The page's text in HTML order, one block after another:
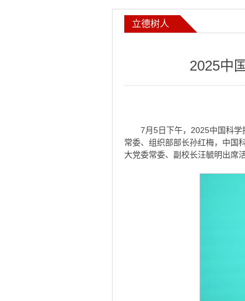
立德树人
2025中
7月5日下午，2025中国科
常委、组织部部长孙红梅，中国
大党委常委、副校长汪毓明出席